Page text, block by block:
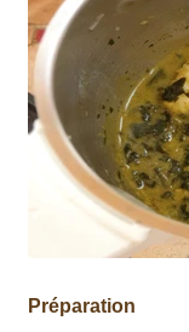
Préparation